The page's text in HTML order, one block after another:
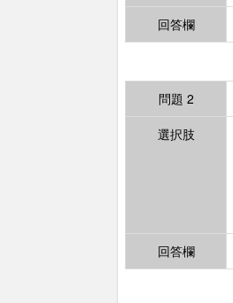
回答欄
問題 2
選択肢
回答欄